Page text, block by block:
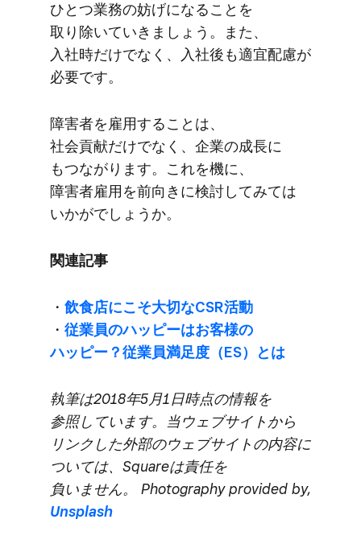
ひとつ業務の​妨げに​なる​ことを​
取り除いていきましょう。​また、​
入社時だけでなく、​入社後も​適宜配慮が​
必要です。
障害者を​雇用する​ことは、​
社会貢献だけでなく、​企業の​成長に​
もつながります。​これを​機に、​
障害者雇用を​前向きに​検討してみては​
いかがでしょうか。
関連記事
・ 飲食店に​こそ​大切な​CSR活動
・ 従業員の​ハッピーは​お客様の​
ハッピー？​従業員満足度​（ES）とは
執筆は​2018年5月1日時点の​情報を​
参照しています。​当ウェブサイトから​
リンクした​外部の​ウェブサイトの​内容に​
ついては、​Squareは​責任を​
負いません。​ Photography provided by,
Unsplash